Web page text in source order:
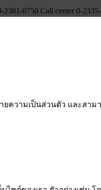
0750 Call center 0-2335-
ความเป็นส่วนตัว และสา